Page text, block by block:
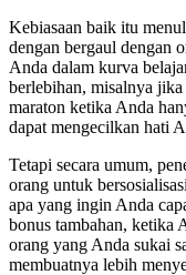
Kebiasaan baik itu
dengan bergaul dengan
Anda dalam kurva
berlebihan, misalnya
maraton ketika Anda
dapat mengecilkan hati
Tetapi secara umum,
orang untuk
apa yang ingin Anda
bonus tambahan, ketika
orang yang Anda sukai
membuatnya lebih